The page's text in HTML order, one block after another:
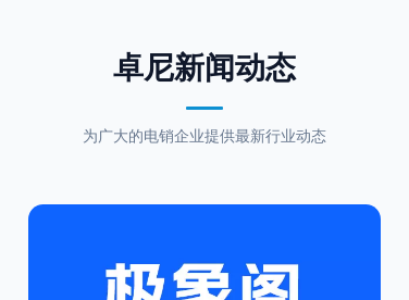
卓尼新闻动态
为广大的电销企业提供最新行业动态